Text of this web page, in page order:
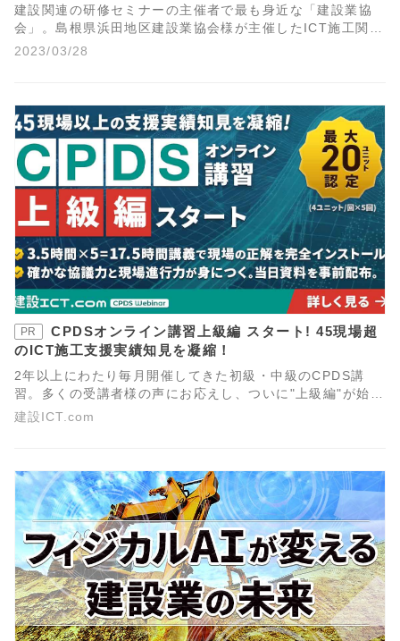
建設関連の研修セミナーの主催者で最も身近な「建設業協
会」。島根県浜田地区建設業協会様が主催したICT施工関連
セミナーをきっかけにICT施工に取り組まれた中小企業様の
2023/03/28
PR
CPDSオンライン講習上級編 スタート! 45現場超
のICT施工支援実績知見を凝縮！
2年以上にわたり毎月開催してきた初級・中級のCPDS講
習。多くの受講者様の声にお応えし、ついに"上級編"が始動
します。現場を動かすリーダーに必要なのは、個々の操作
建設ICT.com